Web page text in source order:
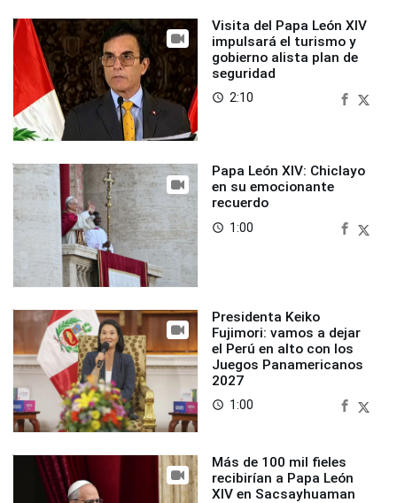
Visita del Papa León XIV
impulsará el turismo y
gobierno alista plan de
seguridad
access_time 2:10
Papa León XIV: Chiclayo
en su emocionante
recuerdo
access_time 1:00
Presidenta Keiko
Fujimori: vamos a dejar
el Perú en alto con los
Juegos Panamericanos
2027
access_time 1:00
Más de 100 mil fieles
recibirían a Papa León
XIV en Sacsayhuaman